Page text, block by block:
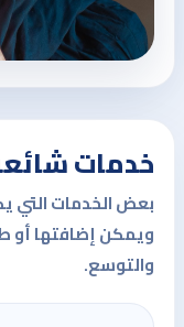
خدمات
بعض الخدمات التي
ويمكن إضافتها أو
والتوسع.